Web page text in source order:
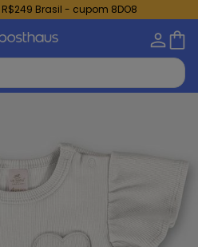
R$249 Brasil - cupom 8DO8